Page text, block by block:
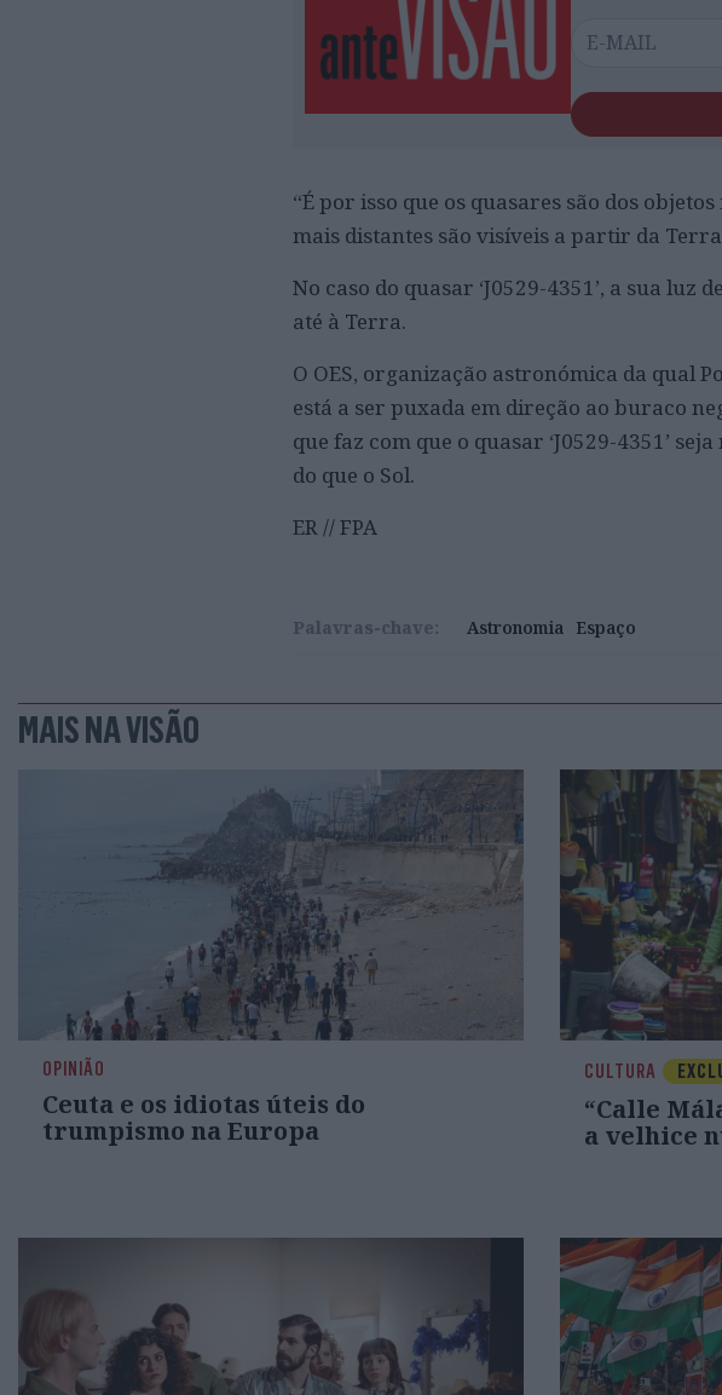
“É por isso que os quasares são dos
mais distantes são visíveis a partir da
No caso do quasar ‘J0529-4351’, a sua
até à Terra.
O OES, organização astronómica da qual
está a ser puxada em direção ao buraco
que faz com que o quasar ‘J0529-4351’
do que o Sol.
ER // FPA
Palavras-chave: Astronomia Espaço
MAIS NA VISÃO
OPINIÃO
Ceuta e os idiotas úteis do
trumpismo na Europa
CULTURA
“Calle
a velhice